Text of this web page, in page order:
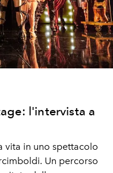
l'intervista a
vita in uno spettacolo
Un percorso